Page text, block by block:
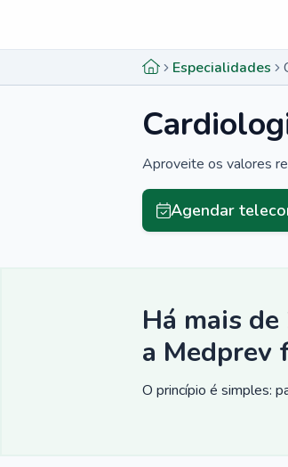
Especialidades
Aproveite os valores
Agendar
Há mais
a Medprev
O princípio é simples: